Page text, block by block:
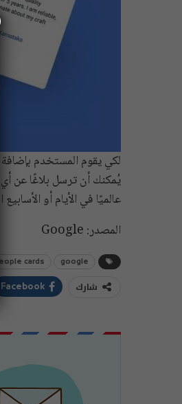
لكي يقوم المستخدم
عالميًا في الأيام أو الأسابيع
المصدر: Google
google
cards
شارك Facebook